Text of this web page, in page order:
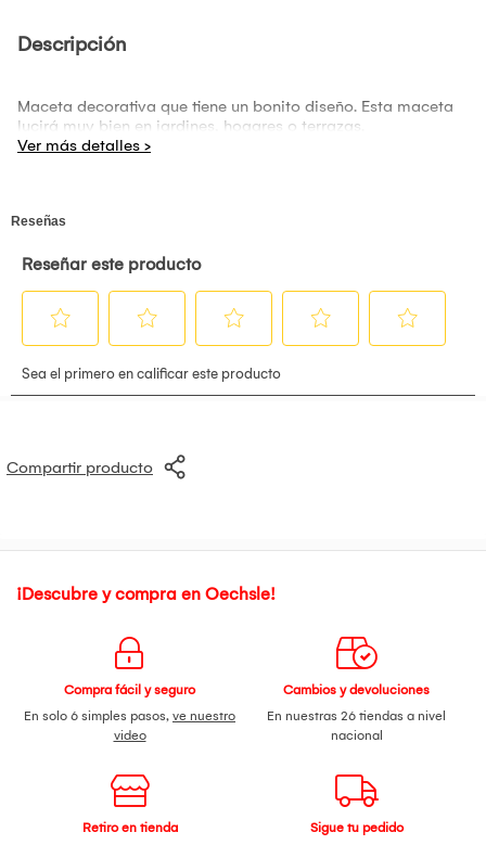
Descripción
Maceta decorativa que tiene un bonito diseño. Esta maceta
lucirá muy bien en jardines, hogares o terrazas.
Compartir producto
¡Descubre y compra en Oechsle!
Compra fácil y seguro
En solo 6 simples pasos, ve nuestro
video
Cambios y devoluciones
En nuestras 26 tiendas a nivel
nacional
Retiro en tienda
Sigue tu pedido